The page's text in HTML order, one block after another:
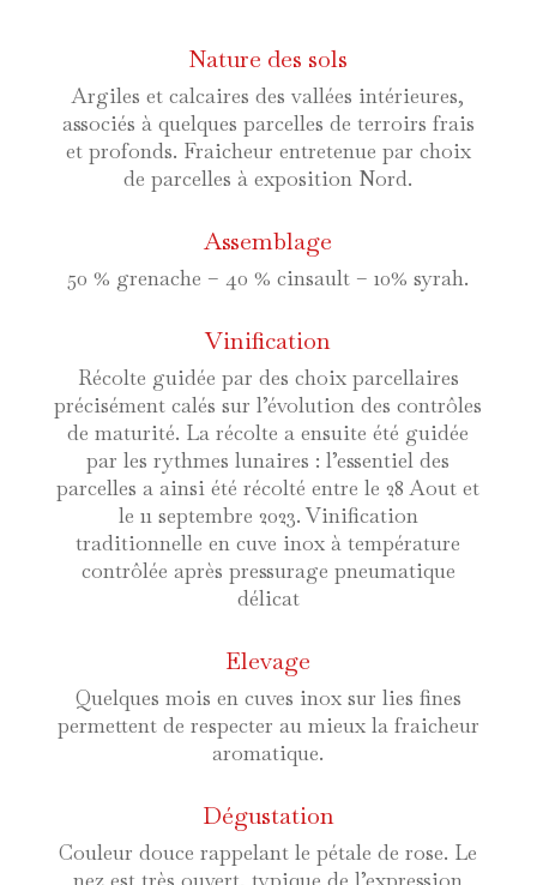
Nature des sols
Argiles et calcaires des vallées intérieures,
associés à quelques parcelles de terroirs frais
et profonds. Fraicheur entretenue par choix
de parcelles à exposition Nord.
Assemblage
50 % grenache – 40 % cinsault – 10% syrah.
Vinification
Récolte guidée par des choix parcellaires
précisément calés sur l’évolution des contrôles
de maturité. La récolte a ensuite été guidée
par les rythmes lunaires : l’essentiel des
parcelles a ainsi été récolté entre le 28 Aout et
le 11 septembre 2023. Vinification
traditionnelle en cuve inox à température
contrôlée après pressurage pneumatique
délicat
Elevage
Quelques mois en cuves inox sur lies fines
permettent de respecter au mieux la fraicheur
aromatique.
Dégustation
Couleur douce rappelant le pétale de rose. Le